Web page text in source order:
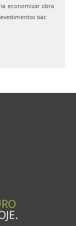
economizar obra
siac